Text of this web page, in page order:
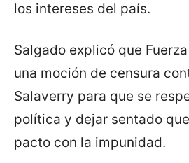
los intereses del país.
Salgado explicó que
una moción de censura
Salaverry para que se
política y dejar sentado
pacto con la impunidad.